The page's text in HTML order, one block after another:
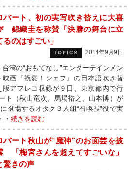
バート、初の実写吹き替えに大喜
錦織圭を称賛「決勝の舞台に立
るのはすごい」
TOPICS 2014年9月9日
台湾の“おもてなし”エンターテインメン
映画『祝宴！シェフ』の日本語吹き替
版アフレコ収録が９日、東京都内で行
ト（秋山竜次、馬場裕之、山本博）が
場するオタク３人組“召喚獣”役で実
・ 続きを読む
バート秋山が“魔神”のお面芸を披
「梅宮さんを超えてすごいな」
驚きの声